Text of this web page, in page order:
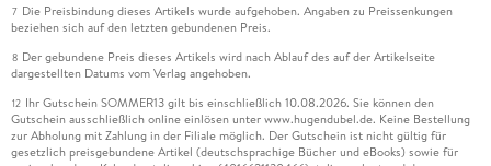
7 Die Preisbindung dieses Artikels wurde aufgehoben. Angaben zu Preissenkungen
beziehen sich auf den letzten gebundenen Preis.
8 Der gebundene Preis dieses Artikels wird nach Ablauf des auf der Artikelseite
dargestellten Datums vom Verlag angehoben.
12 Ihr Gutschein SOMMER13 gilt bis einschließlich 10.08.2026. Sie können den
Gutschein ausschließlich online einlösen unter www.hugendubel.de. Keine Bestellung
zur Abholung mit Zahlung in der Filiale möglich. Der Gutschein ist nicht gültig für
gesetzlich preisgebundene Artikel (deutschsprachige Bücher und eBooks) sowie für